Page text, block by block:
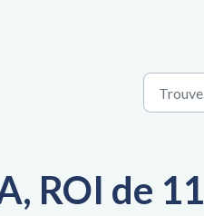
ROI de 11